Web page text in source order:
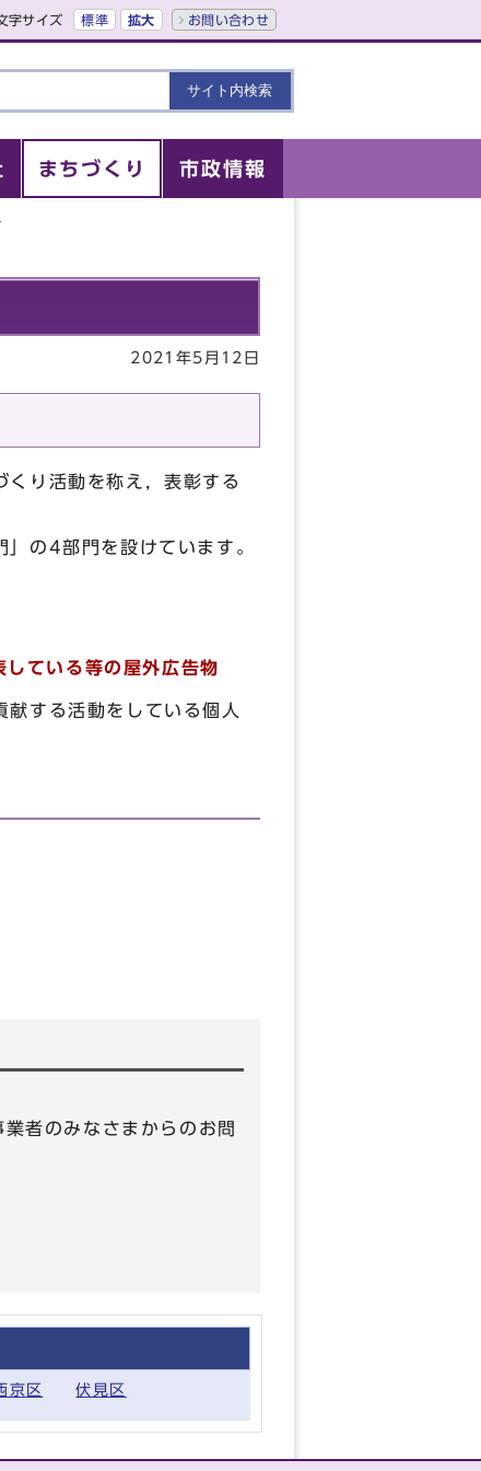
字サイズ 標準 拡大 お問い合わせ
まちづくり 市政情報
2021年5月12日
り活動を称え，表彰する
の4部門を設けています。
ている等の屋外広告物
する活動をしている個人
のみなさまからのお問
京区 伏見区